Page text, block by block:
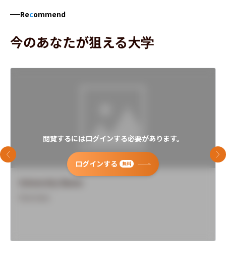
Recommend
今のあなたが狙える大学
閲覧するにはログインする必要があります。
ログインする 無料
前のスライド 次